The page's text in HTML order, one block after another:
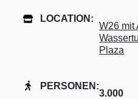
LOCATION:
W26 mit
Plaza
PERSONEN:
3.000